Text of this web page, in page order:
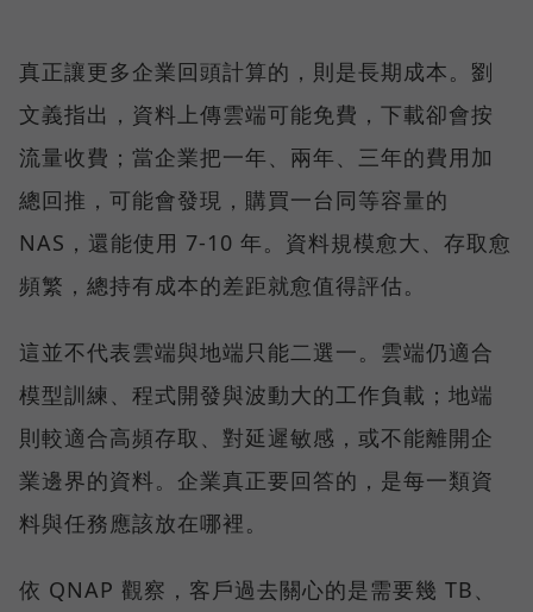
真正讓更多企業回頭計算的，則是長期成本。劉
文義指出，資料上傳雲端可能免費，下載卻會按
流量收費；當企業把一年、兩年、三年的費用加
總回推，可能會發現，購買一台同等容量的
NAS，還能使用 7-10 年。資料規模愈大、存取愈
頻繁，總持有成本的差距就愈值得評估。
這並不代表雲端與地端只能二選一。雲端仍適合
模型訓練、程式開發與波動大的工作負載；地端
則較適合高頻存取、對延遲敏感，或不能離開企
業邊界的資料。企業真正要回答的，是每一類資
料與任務應該放在哪裡。
依 QNAP 觀察，客戶過去關心的是需要幾 TB、